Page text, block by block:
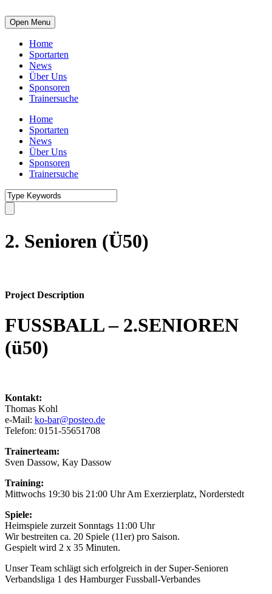
Open Menu
Home
Sportarten
News
Über Uns
Sponsoren
Trainersuche
Home
Sportarten
News
Über Uns
Sponsoren
Trainersuche
2. Senioren (Ü50)
Project Description
FUSSBALL – 2.SENIOREN
(ü50)
Kontakt:
Thomas Kohl
e-Mail: ko-bar@posteo.de
Telefon: 0151-55651708
Trainerteam:
Sven Dassow, Kay Dassow
Training:
Mittwochs 19:30 bis 21:00 Uhr Am Exerzierplatz, Norderstedt
Spiele:
Heimspiele zurzeit Sonntags 11:00 Uhr
Wir bestreiten ca. 20 Spiele (11er) pro Saison.
Gespielt wird 2 x 35 Minuten.
Unser Team schlägt sich erfolgreich in der Super-Senioren
Verbandsliga 1 des Hamburger Fussball-Verbandes